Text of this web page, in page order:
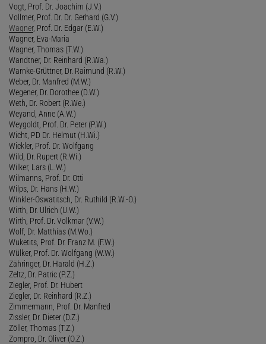
Vogt, Prof. Dr. Joachim (J.V.)
Vollmer, Prof. Dr. Dr. Gerhard (G.V.)
Wagner, Prof. Dr. Edgar (E.W.)
Wagner, Eva-Maria
Wagner, Thomas (T.W.)
Wandtner, Dr. Reinhard (R.Wa.)
Warnke-Grüttner, Dr. Raimund (R.W.)
Weber, Dr. Manfred (M.W.)
Wegener, Dr. Dorothee (D.W.)
Weth, Dr. Robert (R.We.)
Weyand, Anne (A.W.)
Weygoldt, Prof. Dr. Peter (P.W.)
Wicht, PD Dr. Helmut (H.Wi.)
Wickler, Prof. Dr. Wolfgang
Wild, Dr. Rupert (R.Wi.)
Wilker, Lars (L.W.)
Wilmanns, Prof. Dr. Otti
Wilps, Dr. Hans (H.W.)
Winkler-Oswatitsch, Dr. Ruthild (R.W.-O.)
Wirth, Dr. Ulrich (U.W.)
Wirth, Prof. Dr. Volkmar (V.W.)
Wolf, Dr. Matthias (M.Wo.)
Wuketits, Prof. Dr. Franz M. (F.W.)
Wülker, Prof. Dr. Wolfgang (W.W.)
Zähringer, Dr. Harald (H.Z.)
Zeltz, Dr. Patric (P.Z.)
Ziegler, Prof. Dr. Hubert
Ziegler, Dr. Reinhard (R.Z.)
Zimmermann, Prof. Dr. Manfred
Zissler, Dr. Dieter (D.Z.)
Zöller, Thomas (T.Z.)
Zompro, Dr. Oliver (O.Z.)